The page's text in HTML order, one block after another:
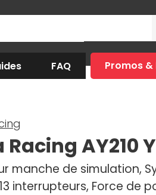
FAQ Promos &
Racing AY210
manche de simulation,
interrupteurs, Force de